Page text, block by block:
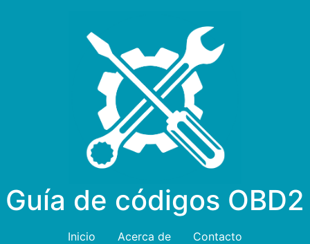
Guía de códigos OBD2
Inicio Acerca de
Contacto